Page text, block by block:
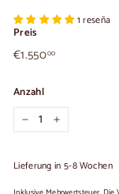
1 reseña
Preis
Üblicher
Preis
€1.55000€1.550,00
Anzahl
+
Lieferung in 5-8 Wochen